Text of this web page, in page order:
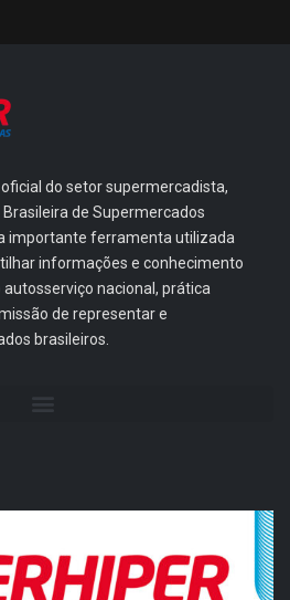
do setor supermercadista,
de Supermercados
importante ferramenta utilizada
informações e conhecimento
nacional, prática
de representar e
brasileiros.